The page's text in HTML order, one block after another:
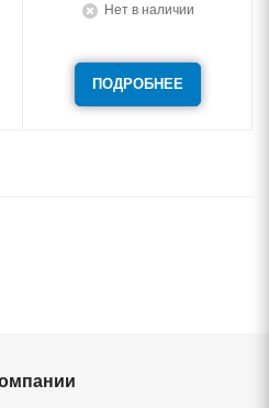
Нет в наличии
ПОДРОБНЕЕ